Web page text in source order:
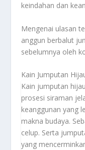
keindahan dan
Mengenai ulasan
anggun berbalut
sebelumnya oleh
Kain Jumputan
Kain jumputan
prosesi siraman
keanggunan yang
makna budaya.
celup. Serta
yang